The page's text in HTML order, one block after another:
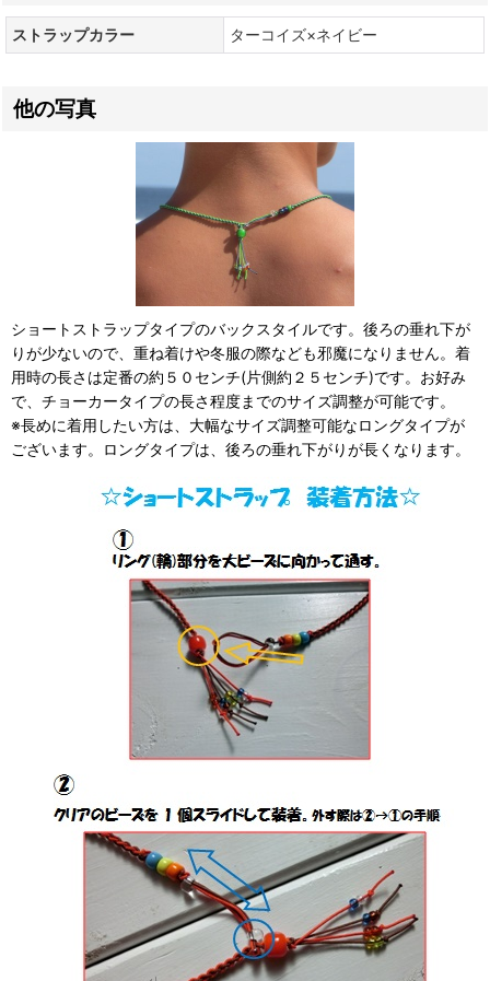
ストラップカラー ターコイズ×ネイビー
他の写真
ショートストラップタイプのバックスタイルです。後ろの垂れ下が
りが少ないので、重ね着けや冬服の際なども邪魔になりません。着
用時の長さは定番の約５０センチ(片側約２５センチ)です。お好み
で、チョーカータイプの長さ程度までのサイズ調整が可能です。
※長めに着用したい方は、大幅なサイズ調整可能なロングタイプが
ございます。ロングタイプは、後ろの垂れ下がりが長くなります。